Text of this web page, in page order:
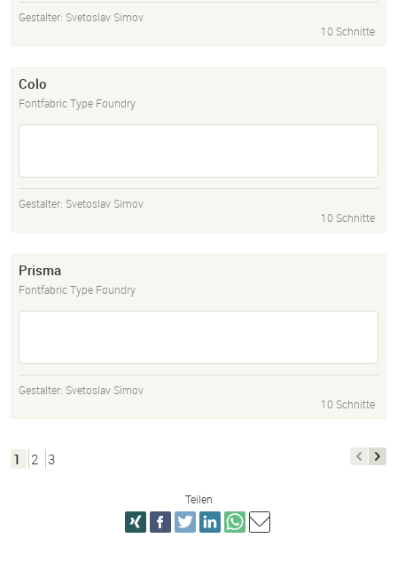
Gestalter: Svetoslav Simov
10 Schnitte
Colo
Fontfabric Type Foundry
Gestalter: Svetoslav Simov
10 Schnitte
Prisma
Fontfabric Type Foundry
Gestalter: Svetoslav Simov
10 Schnitte
1 2 3
Teilen